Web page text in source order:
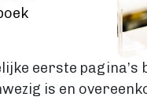
eerste
is en